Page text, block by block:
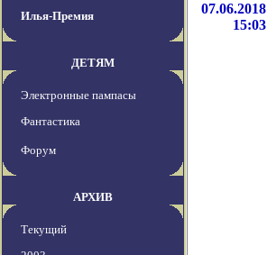
Илья-Премия
ДЕТЯМ
Электронные пампасы
Фантастика
Форум
АРХИВ
Текущий
07.06.2018
15:03